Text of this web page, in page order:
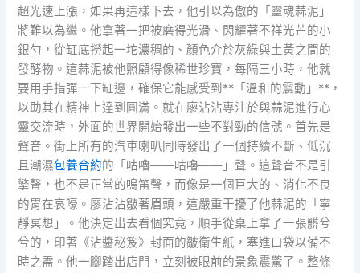
超光速上漲，如果再這樣下去，他引以為傲的「靈魂蒜泥」
將難以為繼。他拿著一把被磨得光滑、閃耀著不祥光芒的小
銀勺，從缸底撈起一坨濃稠的、顏色介於灰綠與土黃之間的
發酵物。這蒜泥被他照顧得像稀世珍寶，每隔三小時，他就
要用手指彈一下缸邊，確保它能感受到**「溫和的震動」**，
以助其在精神上達到圓滿。就在廖沾沾專注於與蒜泥進行心
靈交流時，外面的世界開始發出一些不對勁的信號。首先是
聲音。街上所有的汽車喇叭同時發出了一個持續不斷、低沉
且潮濕包養合約的「咕嚕——咕嚕——」聲。這聲音不是引
擎聲，也不是正常的鳴笛聲，而像是一個巨大的、消化不良
的胃在哀嚎。廖沾沾皺著眉頭，這嚴重干擾了他蒜泥的「寧
靜冥想」。他決定出去看個究竟，順手從桌上拿了一張髒兮
兮的，印著《沾醬秘笈》封面的皺衛生紙，塞進口袋以備不
時之需。他一腳踏出店門，立刻被眼前的景象震驚了。整條